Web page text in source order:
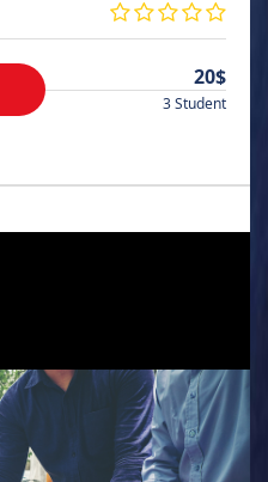
20$
3 Student